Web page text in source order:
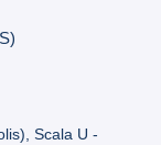
Scala U -